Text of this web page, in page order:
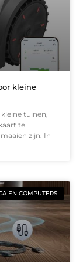
kleine
tuinen,
te
zijn. In
EN COMPUTERS